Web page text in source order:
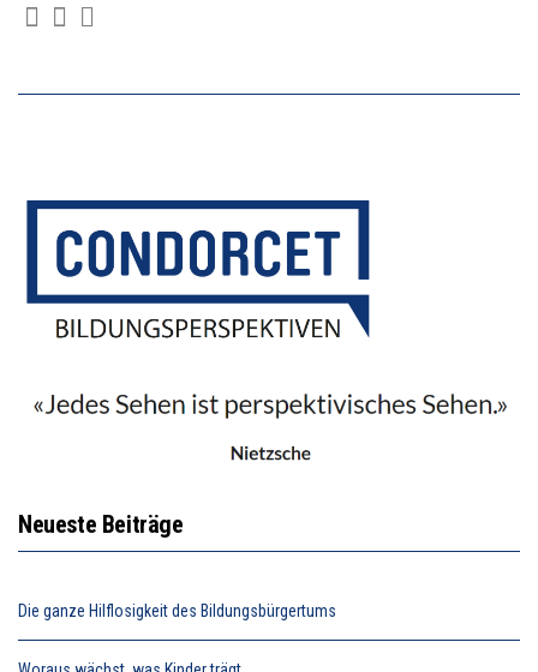
Neueste Beiträge
Die ganze Hilflosigkeit des Bildungsbürgertums